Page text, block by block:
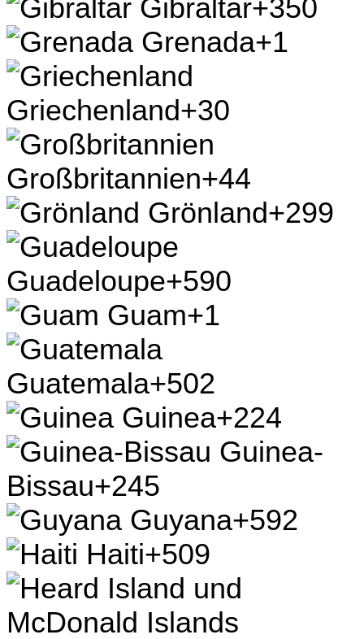
Gibraltar+350
Grenada+1
Griechenland+30
Großbritannien+44
Grönland+299
Guadeloupe+590
Guam+1
Guatemala+502
Guinea+224
Guinea-
Bissau+245
Guyana+592
Haiti+509